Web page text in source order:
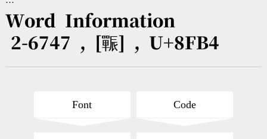
International Org.
Bopomofo Query
Cang-Jie Query
CNS Authorization
Fonts Download
Satisfaction Survey
Word Information
2-6747 , [辴] , U+8FB4
Font Code